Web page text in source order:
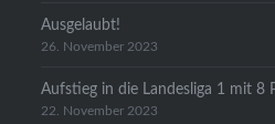
Ausgelaubt!
26. November 2023
Aufstieg in die Landesliga 1 mit 8
22. November 2023